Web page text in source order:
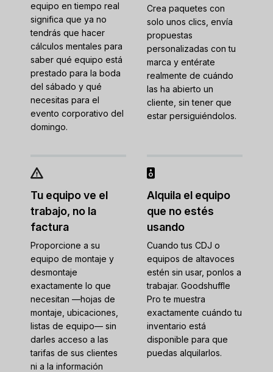
equipo en tiempo real
significa que ya no
tendrás que hacer
cálculos mentales para
saber qué equipo está
prestado para la boda
del sábado y qué
necesitas para el
evento corporativo del
domingo.
Crea paquetes con
solo unos clics, envía
propuestas
personalizadas con tu
marca y entérate
realmente de cuándo
las ha abierto un
cliente, sin tener que
estar persiguiéndolos.
Tu equipo ve el
trabajo, no la
factura
Proporcione a su
equipo de montaje y
desmontaje
exactamente lo que
necesitan —hojas de
montaje, ubicaciones,
listas de equipo— sin
darles acceso a las
tarifas de sus clientes
ni a la información
Alquila el equipo
que no estés
usando
Cuando tus CDJ o
equipos de altavoces
estén sin usar, ponlos a
trabajar. Goodshuffle
Pro te muestra
exactamente cuándo tu
inventario está
disponible para que
puedas alquilarlos.